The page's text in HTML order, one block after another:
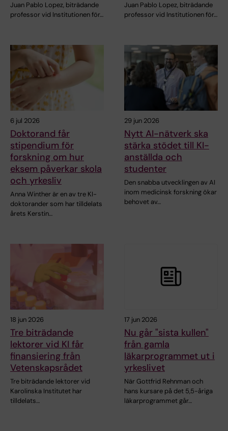
Juan Pablo Lopez, biträdande
professor vid Institutionen för…
Juan Pablo Lopez, biträdande
professor vid Institutionen för…
6 jul 2026
Doktorand får
stipendium för
forskning om hur
eksem påverkar skola
och yrkesliv
Anna Winther är en av tre KI-
doktorander som har tilldelats
årets Kerstin…
29 jun 2026
Nytt AI-nätverk ska
stärka stödet till KI-
anställda och
studenter
Den snabba utvecklingen av AI
inom medicinsk forskning ökar
behovet av…
18 jun 2026
Tre biträdande
lektorer vid KI får
finansiering från
Vetenskapsrådet
Tre biträdande lektorer vid
Karolinska Institutet har
tilldelats…
17 jun 2026
Nu går "sista kullen"
från gamla
läkarprogrammet ut i
yrkeslivet
När Gottfrid Rehnman och
hans kursare på det 5,5-åriga
läkarprogrammet går…